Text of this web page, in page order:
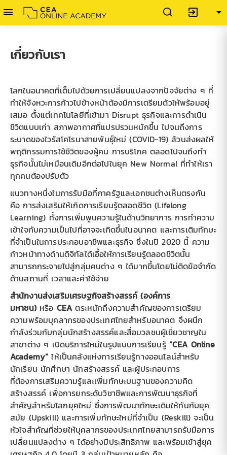
 exit_to_app 
ดหมู่
เกี่ยวกับเรา
โลกในอนาคตที่เต็มไปด้วยการเปลี่ยนแปลงจากปัจจัยต่าง ๆ ที่
ทำให้จังหวะการก้าวไปข้างหน้าต้องมีการเตรียมตัวให้พร้อมอยู่
เสมอ ตั้งแต่เทคโนโลยีที่เข้ามา Disrupt ธุรกิจและการดำเนิน
ชีวิตแบบเก่า สภาพอากาศที่แปรปรวนหนักขึ้น ไปจนถึงการ
ระบาดของไวรัสโคโรนาสายพันธุ์ใหม่ (COVID-19) ล้วนส่งผลให้
พฤติกรรมการใช้ชีวิตของผู้คน การบริโภค ตลอดไปจนถึงทำ
ธุรกิจนั้นไม่เหมือนเดิมอีกต่อไปในยุค New Normal ที่ทำให้เรา
ทุกคนต้องปรับตัว
แนวทางหนึ่งในการรับมือที่ภาครัฐและเอกชนต่างเห็นตรงกัน
คือ การส่งเสริมให้เกิดการเรียนรู้ตลอดชีวิต (Lifelong
Learning) ทั้งการเพิ่มพูนความรู้ในด้านวิทยาการ การทำความ
เข้าใจกับความเป็นไปที่อาจจะเกิดขึ้นในอนาคต และการเติมทักษะ
ที่จำเป็นในการประกอบอาชีพและธุรกิจ ซึ่งในปี 2020 นี้ ความ
ก้าวหน้าทางด้านดิจิทัลได้เอื้อให้การเรียนรู้ตลอดชีวิตนั้น
สามารถกระจายไปสู่กลุ่มคนต่าง ๆ ได้มากขึ้นโดยไม่ติดข้อจำกัด
ด้านสถานที่ เวลาและค่าใช้จ่าย
สำนักงานส่งเสริมเศรษฐกิจสร้างสรรค์ (องค์การ
มหาชน)หรือ CEAตระหนักถึงความสำคัญของการเตรียม
ความพร้อมบุคลากรของประเทศไทยสำหรับอนาคต จึงผนึก
กำลังร่วมกับกลุ่มนักสร้างสรรค์และสื่อมวลชนผู้เชี่ยวชาญใน
สาขาต่าง ๆ เปิดบริการใหม่ในรูปแบบการเรียนรู้ “CEA Online
Academy”ให้เป็นคลังแห่งการเรียนรู้ทางออนไลน์สำหรับ
นักเรียน นักศึกษา นักสร้างสรรค์ และผู้ประกอบการ
ที่ต้องการเสริมความรู้และเพิ่มทักษะบนฐานของความคิด
สร้างสรรค์ เพื่อการยกระดับวิชาชีพและการพัฒนาธุรกิจที่
สำคัญสำหรับโลกยุคใหม่ ซึ่งการพัฒนาทักษะเดิมให้ทันกับยุค
สมัย (Upskill) และการเพิ่มทักษะใหม่ที่จำเป็น (Reskill) จะเป็น
หัวใจสำคัญที่ช่วยให้บุคลากรของประเทศไทยสามารถรับมือการ
เปลี่ยนแปลงต่าง ๆ ได้อย่างมีประสิทธิภาพ และพร้อมเข้าสู่ยุค